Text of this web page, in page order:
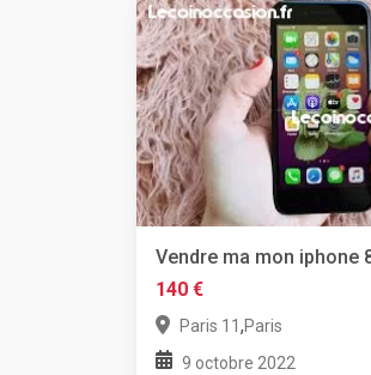
Vendre ma mon iphone
140 €
Paris 11 ,Paris
9 octobre 2022